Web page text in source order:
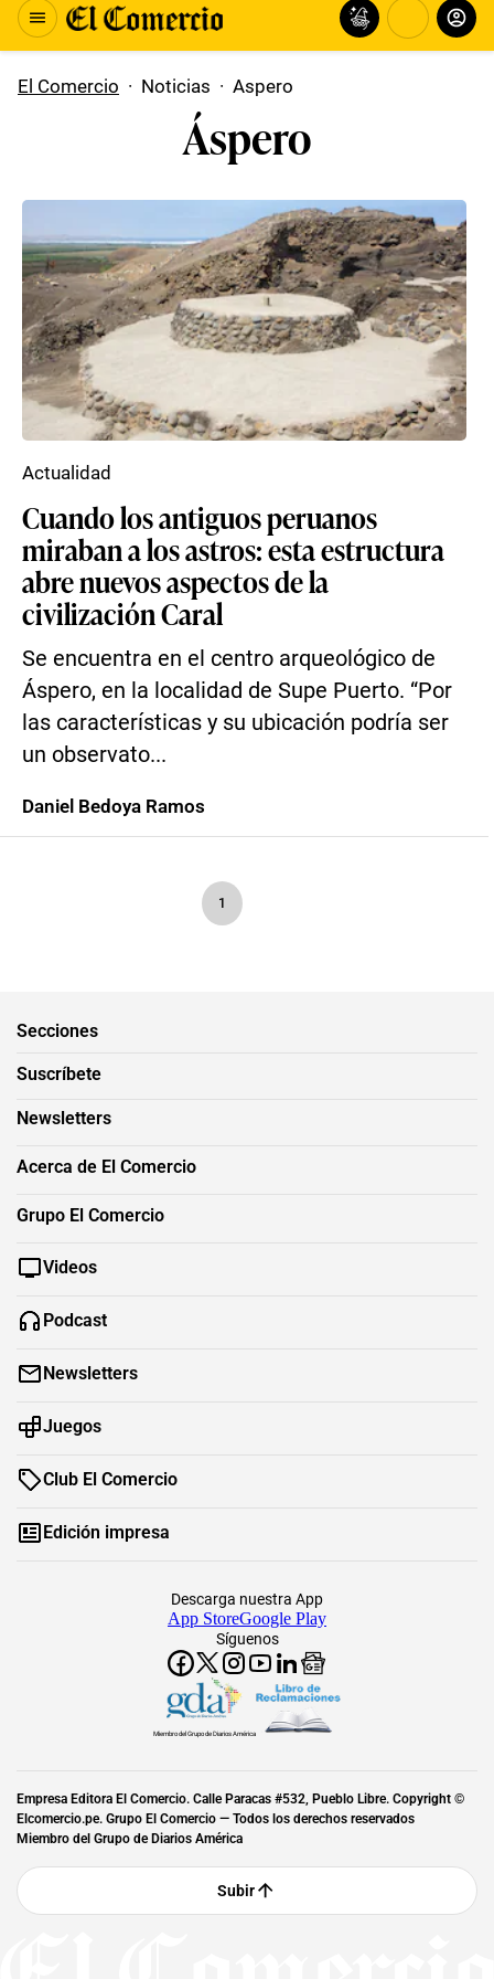
El Comercio · Noticias · Aspero
Áspero
Cuando los antiguos peruanos
miraban a los astros: esta estructura
abre nuevos aspectos de la
civilización Caral
Se encuentra en el centro arqueológico de
Áspero, en la localidad de Supe Puerto. “Por
las características y su ubicación podría ser
un observato...
Actualidad
Daniel Bedoya Ramos
1
Secciones
Suscríbete
Newsletters
Acerca de El Comercio
Grupo El Comercio
Videos
Podcast
Newsletters
Juegos
Club El Comercio
Edición impresa
Síguenos
Descarga nuestra App
App StoreGoogle Play
Miembro del Grupo de Diarios América
Empresa Editora El Comercio. Calle Paracas #532, Pueblo Libre. Copyright ©
Elcomercio.pe. Grupo El Comercio — Todos los derechos reservados
Miembro del Grupo de Diarios América
Subir